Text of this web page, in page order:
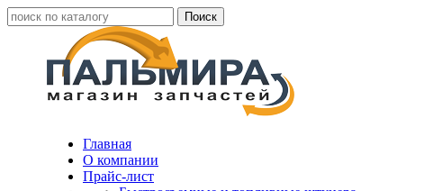
Главная
О компании
Прайс-лист